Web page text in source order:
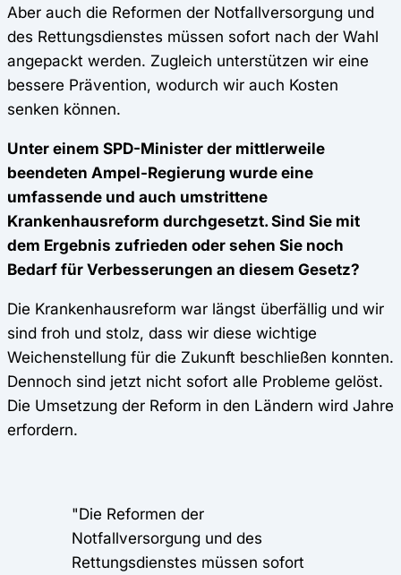
Aber auch die Reformen der Notfallversorgung und
des Rettungsdienstes müssen sofort nach der Wahl
angepackt werden. Zugleich unterstützen wir eine
bessere Prävention, wodurch wir auch Kosten
senken können.
Unter einem SPD-Minister der mittlerweile
beendeten Ampel-Regierung wurde eine
umfassende und auch umstrittene
Krankenhausreform durchgesetzt. Sind Sie mit
dem Ergebnis zufrieden oder sehen Sie noch
Bedarf für Verbesserungen an diesem Gesetz?
Die Krankenhausreform war längst überfällig und wir
sind froh und stolz, dass wir diese wichtige
Weichenstellung für die Zukunft beschließen konnten.
Dennoch sind jetzt nicht sofort alle Probleme gelöst.
Die Umsetzung der Reform in den Ländern wird Jahre
erfordern.
"Die Reformen der
Notfallversorgung und des
Rettungsdienstes müssen sofort